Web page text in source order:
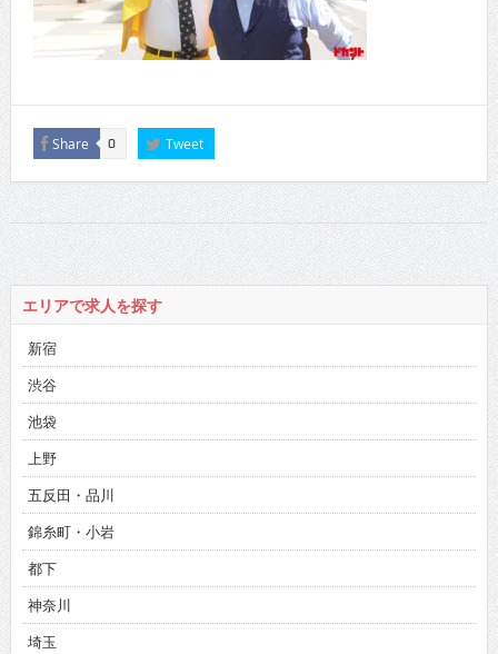
Share 0 Tweet
エリアで求人を探す
新宿
渋谷
池袋
上野
五反田・品川
錦糸町・小岩
都下
神奈川
埼玉